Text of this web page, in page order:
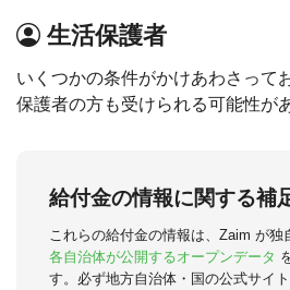
生活保護者
いくつかの条件がかけあわさって
保護者の方も受けられる可能性が
給付金の情報に関する補
これらの給付金の情報は、Zaim が
各自治体が公開するオープンデータ
す。必ず地方自治体・国の公式サイ